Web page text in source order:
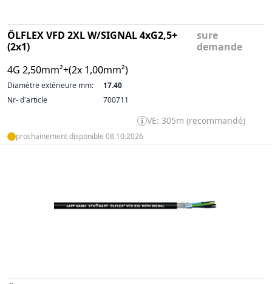
ÖLFLEX VFD 2XL W/SIGNAL 4xG2,5+
(2x1)
4G 2,50mm²+(2x 1,00mm²)
sure
demande
Diamètre extérieure mm:
17.40
Nr- d'article
700711
VE: 305m (recommandé)
prochainement disponible 08.10.2026